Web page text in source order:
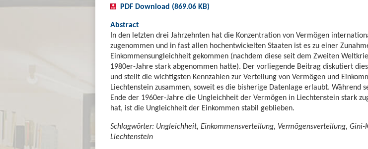
PDF Download (869.06 KB)
Abstract
In den letzten drei Jahrzehnten hat die Konzentration von Vermögen
zugenommen und in fast allen hochentwickelten Staaten ist es zu einer
Einkommensungleichheit gekommen (nachdem diese seit dem Zweiten
1980er-Jahre stark abgenommen hatte). Der vorliegende Beitrag diskutiert
und stellt die wichtigsten Kennzahlen zur Verteilung von Vermögen und
Liechtenstein zusammen, soweit es die bisherige Datenlage erlaubt. Während
Ende der 1960er-Jahre die Ungleichheit der Vermögen in Liechtenstein stark
hat, ist die Ungleichheit der Einkommen stabil geblieben.
Schlagwörter: Ungleichheit, Einkommensverteilung, Vermögensverteilung, Gini-
Liechtenstein